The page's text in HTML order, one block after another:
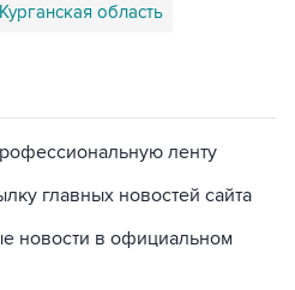
Курганская область
ленту
главных новостей сайта
новости в официальном